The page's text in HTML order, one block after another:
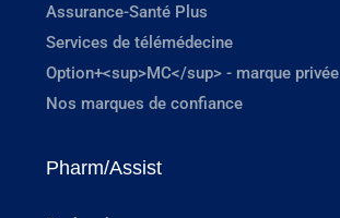
Assurance-Santé Plus
Services de télémédecine
Option+<sup>MC</sup> - marque privée
Nos marques de confiance
Pharm/Assist